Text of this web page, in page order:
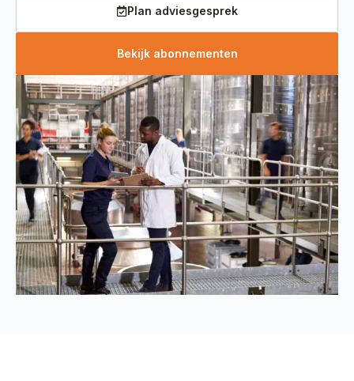
Plan adviesgesprek
Bekijk abonnementen